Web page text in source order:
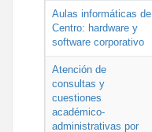
Aulas informáticas de
Centro: hardware y
software corporativo
Atención de
consultas y
cuestiones
académico-
administrativas por